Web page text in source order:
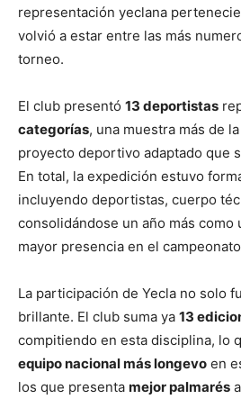
representación yeclana
volvió a estar entre las más
torneo.
El club presentó 13 deportistas
categorías, una muestra más de
proyecto deportivo adaptado que
En total, la expedición estuvo
incluyendo deportistas, cuerpo
consolidándose un año más como
mayor presencia en el
La participación de Yecla no solo
brillante. El club suma ya 13
compitiendo en esta disciplina, lo
equipo nacional más longevo en
los que presenta mejor palmarés